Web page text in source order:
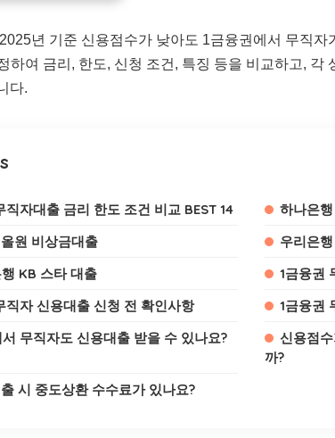
년 기준 신용점수가 낮아도 1금융권에서 무직자
하여 금리, 한도, 신청 조건, 특징 등을 비교하고, 각
다.
직자대출 금리 한도 조건 비교 BEST 14
하나은
원 비상금대출
우리은
KB 스타 대출
1금융권
직자 신용대출 신청 전 확인사항
1금융권
무직자도 신용대출 받을 수 있나요?
신용점
까?
시 중도상환 수수료가 있나요?